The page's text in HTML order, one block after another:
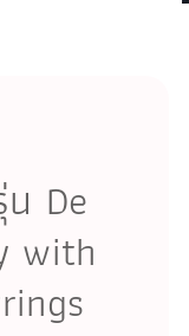
De
with